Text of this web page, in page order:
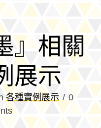
』相關
展示
各種實例展示
0